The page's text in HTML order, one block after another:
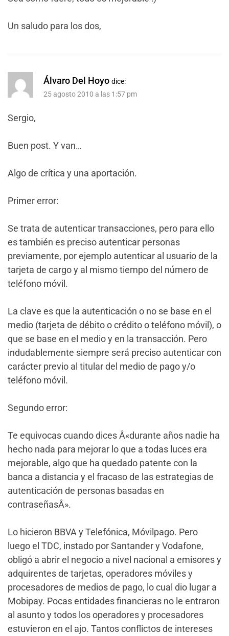
Un saludo para los dos,
Álvaro Del Hoyo dice:
25 agosto 2010 a las 1:57 pm
Sergio,
Buen post. Y van…
Algo de crítica y una aportación.
Primer error:
Se trata de autenticar transacciones, pero para ello
es también es preciso autenticar personas
previamente, por ejemplo autenticar al usuario de la
tarjeta de cargo y al mismo tiempo del número de
teléfono móvil.
La clave es que la autenticación o no se base en el
medio (tarjeta de débito o crédito o teléfono móvil), o
que se base en el medio y en la transacción. Pero
indudablemente siempre será preciso autenticar con
carácter previo al titular del medio de pago y/o
teléfono móvil.
Segundo error:
Te equivocas cuando dices Â«durante años nadie ha
hecho nada para mejorar lo que a todas luces era
mejorable, algo que ha quedado patente con la
banca a distancia y el fracaso de las estrategias de
autenticación de personas basadas en
contraseñasÂ».
Lo hicieron BBVA y Telefónica, Móvilpago. Pero
luego el TDC, instado por Santander y Vodafone,
obligó a abrir el negocio a nivel nacional a emisores y
adquirentes de tarjetas, operadores móviles y
procesadores de medios de pago, lo cual dio lugar a
Mobipay. Pocas entidades financieras no le entraron
al asunto y todos los operadores y procesadores
estuvieron en el ajo. Tantos conflictos de intereses